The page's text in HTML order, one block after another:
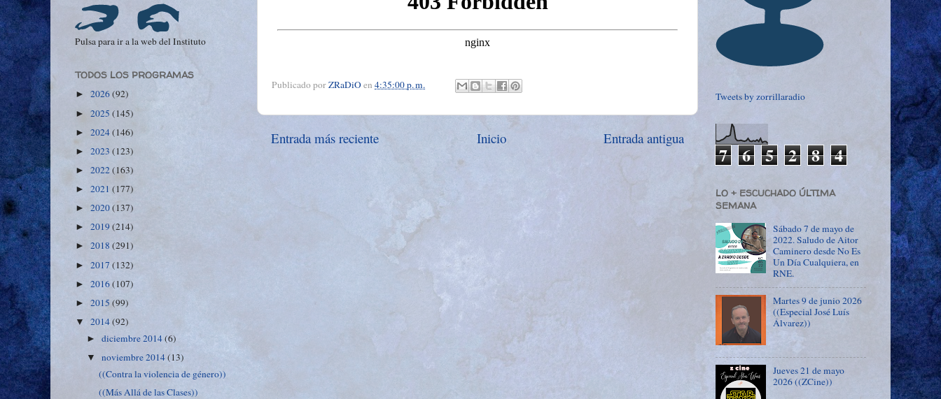
Publicado porZRaDiOen 4:35:00 p. m.
Entrada más reciente Entrada antigua
Inicio
Pulsa para ir a la web del Instituto
TODOS LOS PROGRAMAS
► 2026(92)
► 2025 (145)
► 2024(146)
► 2023 (123)
► 2022(163)
► 2021 (177)
► 2020(137)
► 2019(214)
► 2018 (291)
► 2017 (132)
► 2016(107)
► 2015 (99)
▼ 2014(92)
►diciembre 2014(6)
▼noviembre 2014(13)
((Contra la violencia de género))
((Más Allá de las Clases))
Tweets by zorrillaradio
7 6 5 2 8 4
LO + ESCUCHADO ÚLTIMA
SEMANA
Sábado 7 de mayo de
2022. Saludo de Aitor
Caminero desde No Es
Un Día Cualquiera, en
RNE.
Martes 9 de junio 2026
((Especial José Luís
Álvarez))
Jueves 21 de mayo
2026 ((ZCine))